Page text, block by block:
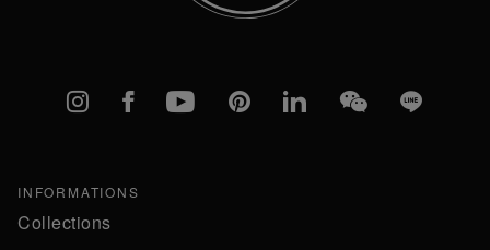
Instagram
FacebookYouTubePinterestlinkedInWeChatLine
INFORMATIONS
Collections